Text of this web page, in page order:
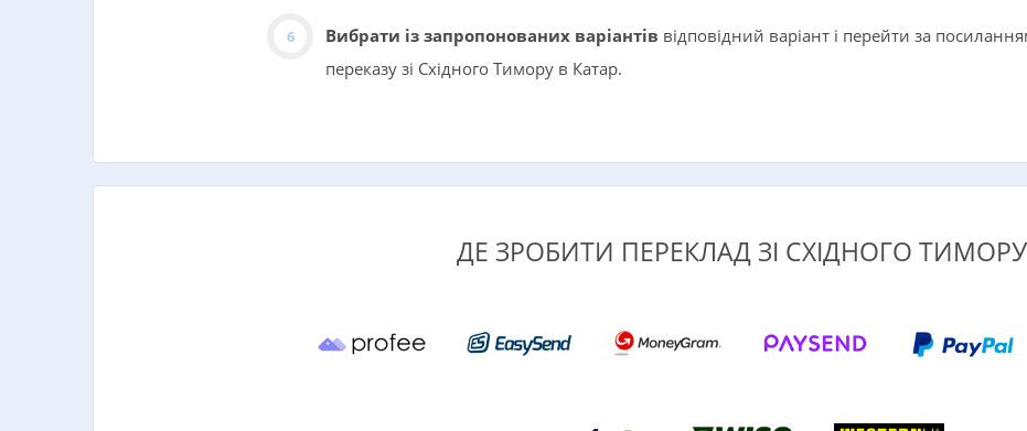
Вибрати із запропонованих варіантів відповідний варіант і перейти за
переказу зі Східного Тимору в Катар.
ДЕ ЗРОБИТИ ПЕРЕКЛАД ЗІ СХІДНОГО ТИМОРУ